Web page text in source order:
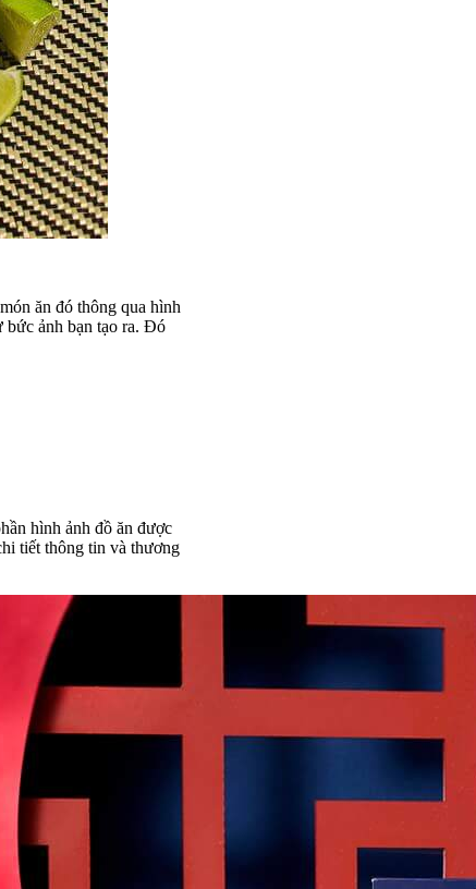
ăn đó thông qua hình
bức ảnh bạn tạo ra. Đó
hình ảnh đồ ăn được
tiết thông tin và thương